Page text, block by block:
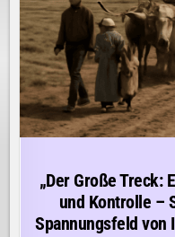
„Der Große Treck:
und Kontrolle –
Spannungsfeld von